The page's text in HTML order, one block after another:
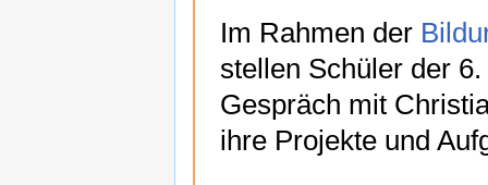
Im Rahmen der
stellen Schüler der
Gespräch mit
ihre Projekte und